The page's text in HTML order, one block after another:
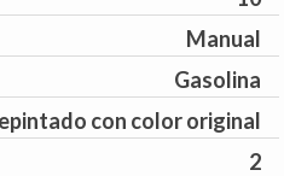
Manual
Gasolina
con color original
2